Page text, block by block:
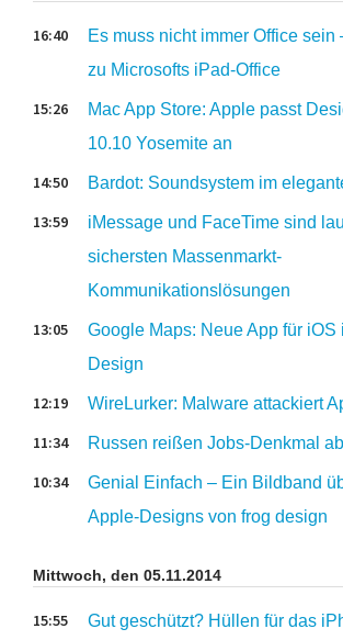
Es muss nicht immer Office sein
zu Microsofts iPad-Office
16:40
Mac App Store: Apple passt
10.10 Yosemite an
15:26
Bardot: Soundsystem im
14:50
iMessage und FaceTime sind
sichersten Massenmarkt-
Kommunikationslösungen
13:59
Google Maps: Neue App für iOS
Design
13:05
WireLurker: Malware attackiert
12:19
Russen reißen Jobs-Denkmal ab
11:34
Genial Einfach – Ein Bildband
Apple-Designs von frog design
10:34
Mittwoch, den 05.11.2014
Gut geschützt? Hüllen für das
15:55